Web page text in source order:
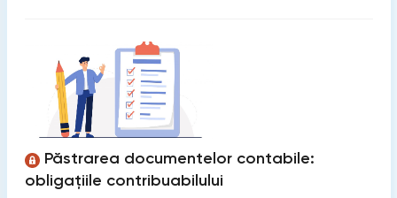
Păstrarea documentelor contabile:
obligațiile contribuabilului